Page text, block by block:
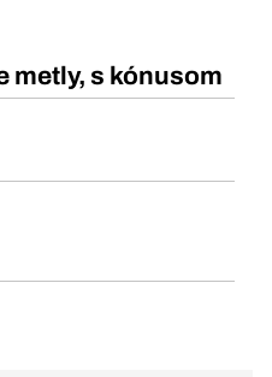
metly, s kónusom